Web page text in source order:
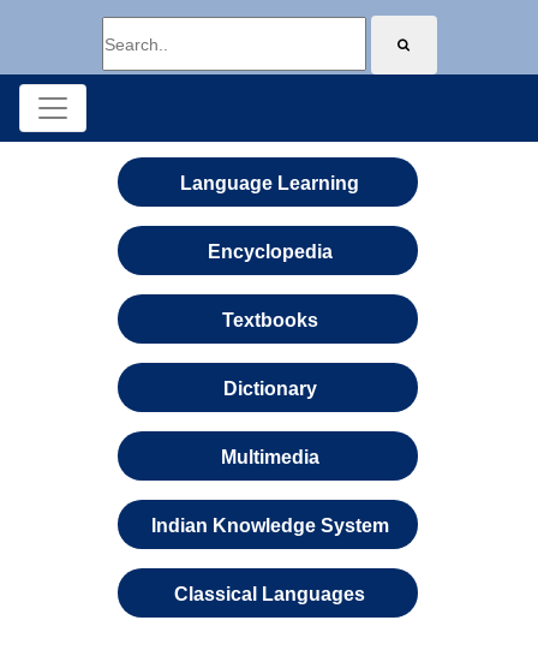
Language Learning
Encyclopedia
Textbooks
Dictionary
Multimedia
Indian Knowledge System
Classical Languages